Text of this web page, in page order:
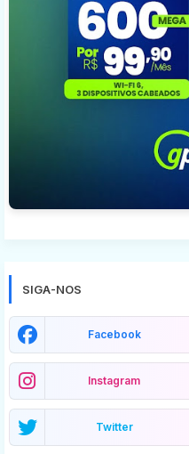
SIGA-NOS
Facebook
Instagram
Twitter